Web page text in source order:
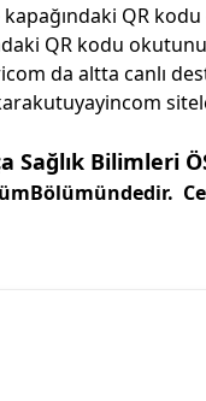
QR
QR kodu
da altta canlı
Bilimleri